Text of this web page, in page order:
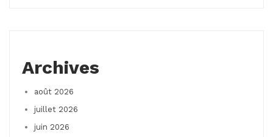
Archives
août 2026
juillet 2026
juin 2026